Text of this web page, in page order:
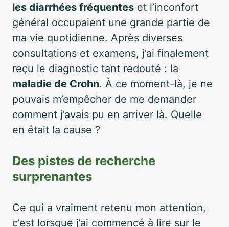
les diarrhées fréquentes et l’inconfort
général occupaient une grande partie de
ma vie quotidienne. Après diverses
consultations et examens, j’ai finalement
reçu le diagnostic tant redouté : la
maladie de Crohn. À ce moment-là, je ne
pouvais m’empêcher de me demander
comment j’avais pu en arriver là. Quelle
en était la cause ?
Des pistes de recherche
surprenantes
Ce qui a vraiment retenu mon attention,
c’est lorsque j’ai commencé à lire sur le